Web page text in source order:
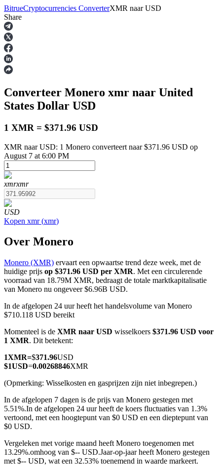
Termijncontracten
USDT-futures
COIN-M-futures
Cryptocurrency-futures
TradFi
Derivaten voor aandelen, forex, edelmetalen en grondstoffen
Futures met USDC als onderpand
BitrueCryptocurrencies ConverterXMR naar USD
Share
Converteer Monero xmr naar United
States Dollar USD
1 XMR = $371.96 USD
XMR naar USD: 1 Monero converteert naar $371.96 USD op
August 7 at 6:00 PM
xmrxmr
USD
Kopen xmr(xmr)
Over Monero
Monero (XMR) ervaart een opwaartse trend deze week, met de
huidige prijs op $371.96 USD per XMR. Met een circulerende
voorraad van 18.79M XMR, bedraagt de totale marktkapitalisatie
van Monero nu ongeveer $6.96B USD.
In de afgelopen 24 uur heeft het handelsvolume van Monero
$710.118 USD bereikt
Momenteel is de XMR naar USD wisselkoers $371.96 USD voor
1 XMR. Dit betekent:
1XMR=$371.96USD
$1USD=0.00268846XMR
(Opmerking: Wisselkosten en gasprijzen zijn niet inbegrepen.)
In de afgelopen 7 dagen is de prijs van Monero gestegen met
5.51%.In de afgelopen 24 uur heeft de koers fluctuaties van 1.3%
vertoond, met een hoogtepunt van $0 USD en een dieptepunt van
$0 USD.
Vergeleken met vorige maand heeft Monero toegenomen met
13.29%.omhoog van $-- USD.Jaar-op-jaar heeft Monero gestegen
met $-- USD, wat een 32.53% toenemend in waarde markeert.